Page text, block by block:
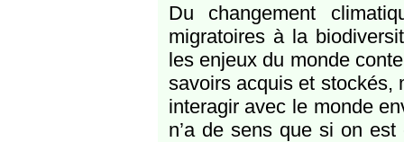
Du changement
migratoires à la
les enjeux du monde
savoirs acquis et stockés,
interagir avec le monde
n’a de sens que si on